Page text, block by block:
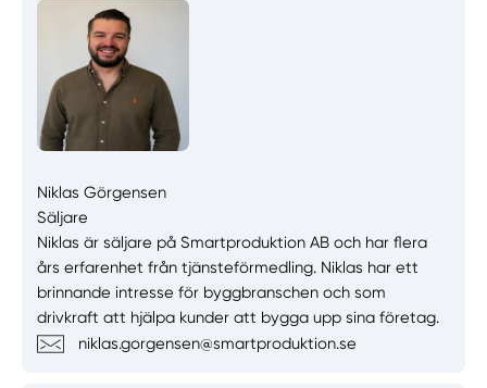
Niklas Görgensen
Säljare
Niklas är säljare på Smartproduktion AB och har flera
års erfarenhet från tjänsteförmedling. Niklas har ett
brinnande intresse för byggbranschen och som
drivkraft att hjälpa kunder att bygga upp sina företag.
niklas.gorgensen@smartproduktion.se